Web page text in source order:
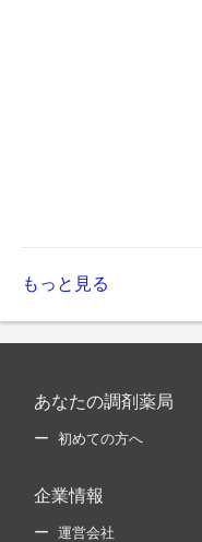
もっと見る
あなたの調剤薬局
初めての方へ
企業情報
運営会社